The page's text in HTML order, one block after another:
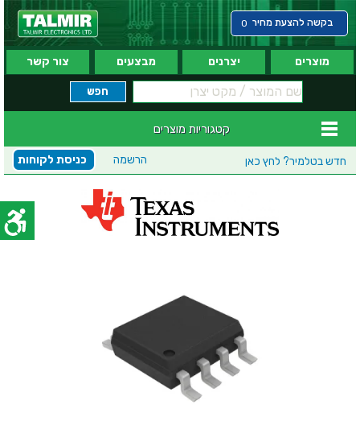
בקשה להצעת מחיר 0
מוצרים יצרנים מבצעים צור קשר
קטגוריות מוצרים
חדש בטלמיר? לחץ כאן כניסת לקוחות הרשמה